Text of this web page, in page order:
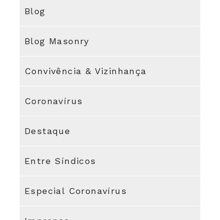
Blog
Blog Masonry
Convivência & Vizinhança
Coronavírus
Destaque
Entre Síndicos
Especial Coronavírus